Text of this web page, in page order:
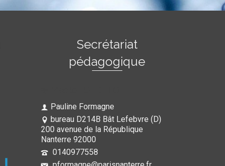
Secrétariat
pédagogique
Pauline Formagne
bureau D214B Bât Lefebvre (D)
200 avenue de la République
Nanterre 92000
0140977558